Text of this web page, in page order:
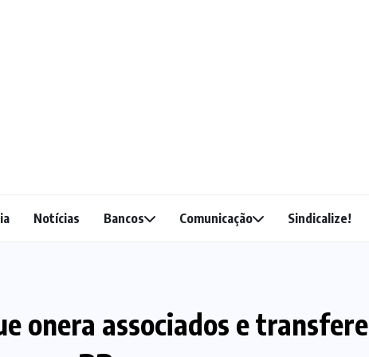
Notícias Bancos Comunicação Sindicalize!
onera associados e transfere